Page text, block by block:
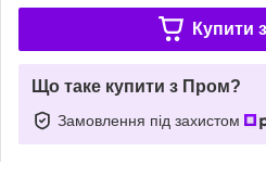
Купити з
Що таке купити з Пром?
Замовлення під захистом